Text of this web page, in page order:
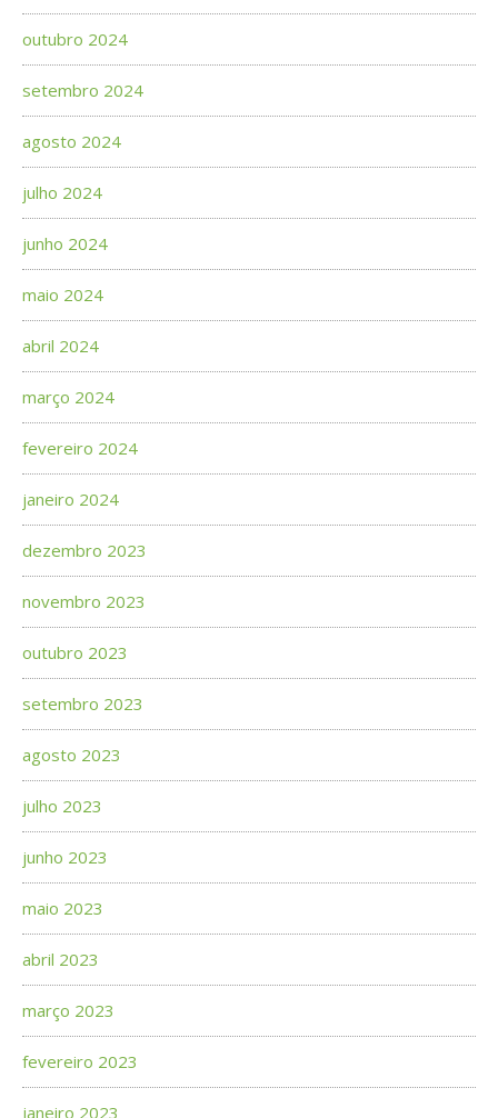
outubro 2024
setembro 2024
agosto 2024
julho 2024
junho 2024
maio 2024
abril 2024
março 2024
fevereiro 2024
janeiro 2024
dezembro 2023
novembro 2023
outubro 2023
setembro 2023
agosto 2023
julho 2023
junho 2023
maio 2023
abril 2023
março 2023
fevereiro 2023
janeiro 2023